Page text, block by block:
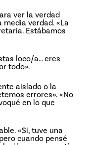
ver la verdad
verdad. «La
Estábamos
loco/a… eres
todo».
aislado o la
errores». «No
en lo que
«Si, tuve una
cuando pensé